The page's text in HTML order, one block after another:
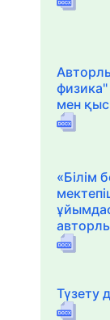
физика"
мен
«Білім
Түзету